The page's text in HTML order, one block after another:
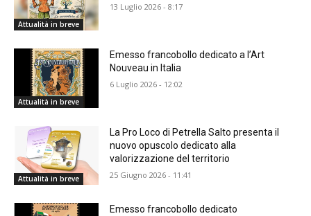
Attualità in breve
13 Luglio 2026 - 8:17
Attualità in breve
Emesso francobollo dedicato a l’Art
Nouveau in Italia
6 Luglio 2026 - 12:02
Attualità in breve
La Pro Loco di Petrella Salto presenta il
nuovo opuscolo dedicato alla
valorizzazione del territorio
25 Giugno 2026 - 11:41
Emesso francobollo dedicato